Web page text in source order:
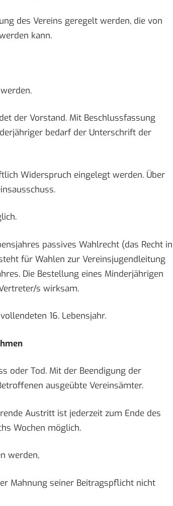
des Vereins geregelt werden, die von
kann.
der Vorstand. Mit Beschlussfassung
bedarf der Unterschrift der
Widerspruch eingelegt werden. Über
passives Wahlrecht (das Recht in
für Wahlen zur Vereinsjugendleitung
Die Bestellung eines Minderjährigen
s wirksam.
16. Lebensjahr.
oder Tod. Mit der Beendigung der
ausgeübte Vereinsämter.
Austritt ist jederzeit zum Ende des
Wochen möglich.
werden,
Mahnung seiner Beitragspflicht nicht